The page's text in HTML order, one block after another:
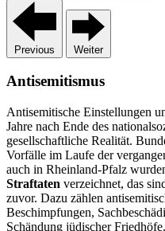
Previous Weiter
Antisemitismus
Antisemitische Einstellungen
Jahre nach Ende des
gesellschaftliche Realität.
Vorfälle im Laufe der
auch in Rheinland-Pfalz
Straftaten verzeichnet, das
zuvor. Dazu zählen
Beschimpfungen,
Schändung jüdischer